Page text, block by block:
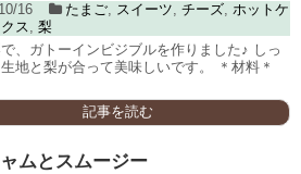
16 たまご, スイーツ, チーズ, ホットケ
ス, 梨
、ガトーインビジブルを作りました♪ しっ
地と梨が合って美味しいです。 ＊材料＊
記事を読む
ムとスムージー